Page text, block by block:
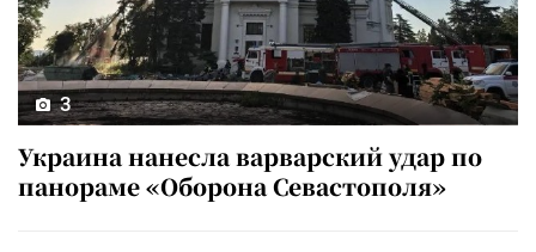
3
Украина нанесла варварский удар по
панораме «Оборона Севастополя»